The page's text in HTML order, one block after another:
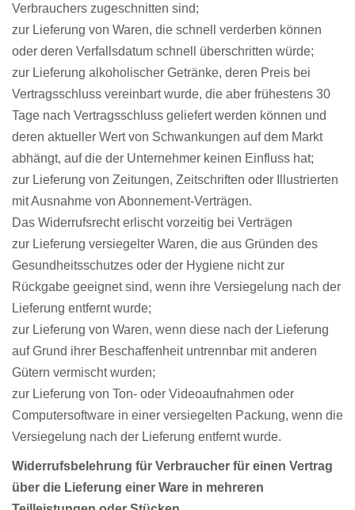
Verbrauchers zugeschnitten sind;
zur Lieferung von Waren, die schnell verderben können
oder deren Verfallsdatum schnell überschritten würde;
zur Lieferung alkoholischer Getränke, deren Preis bei
Vertragsschluss vereinbart wurde, die aber frühestens 30
Tage nach Vertragsschluss geliefert werden können und
deren aktueller Wert von Schwankungen auf dem Markt
abhängt, auf die der Unternehmer keinen Einfluss hat;
zur Lieferung von Zeitungen, Zeitschriften oder Illustrierten
mit Ausnahme von Abonnement-Verträgen.
Das Widerrufsrecht erlischt vorzeitig bei Verträgen
zur Lieferung versiegelter Waren, die aus Gründen des
Gesundheitsschutzes oder der Hygiene nicht zur
Rückgabe geeignet sind, wenn ihre Versiegelung nach der
Lieferung entfernt wurde;
zur Lieferung von Waren, wenn diese nach der Lieferung
auf Grund ihrer Beschaffenheit untrennbar mit anderen
Gütern vermischt wurden;
zur Lieferung von Ton- oder Videoaufnahmen oder
Computersoftware in einer versiegelten Packung, wenn die
Versiegelung nach der Lieferung entfernt wurde.
Widerrufsbelehrung für Verbraucher für einen Vertrag
über die Lieferung einer Ware in mehreren